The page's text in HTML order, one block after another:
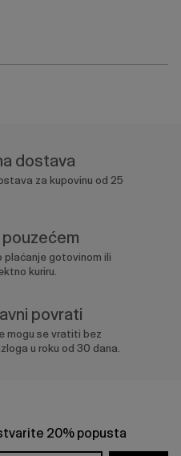
dostava
za kupovinu od 25
plaćanje gotovinom ili
kuriru.
povrati
mogu se vratiti bez
u roku od 30 dana.
20% popusta